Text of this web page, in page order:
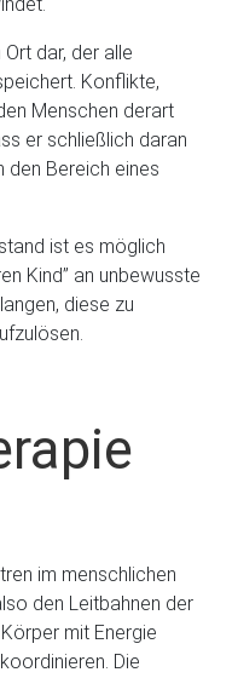
dar, der alle
Konflikte,
Menschen derart
er schließlich daran
den Bereich eines
ist es möglich
Kind” an unbewusste
diese zu
im menschlichen
den Leitbahnen der
mit Energie
Die